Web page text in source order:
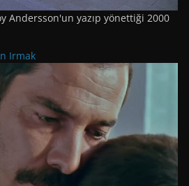
Andersson'un yazıp yönettiği 2000
Irmak